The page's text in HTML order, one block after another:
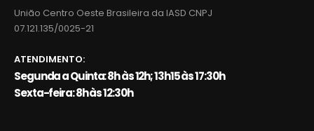
União Centro Oeste Brasileira da IASD CNPJ
07.121.135/0025-21
ATENDIMENTO:
Segunda a Quinta: 8h às 12h; 13h15 às 17:30h
Sexta-feira: 8h às 12:30h